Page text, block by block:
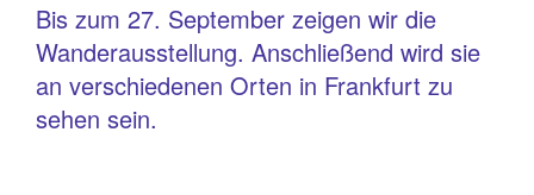
Bis zum 27. September zeigen wir die
Wanderausstellung. Anschließend wird sie
an verschiedenen Orten in Frankfurt zu
sehen sein.